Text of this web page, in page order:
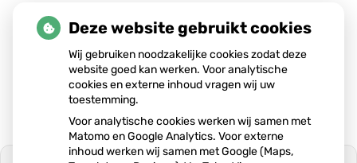
Lees verder
weekend meer mensen met heup- en
Deze website gebruikt cookies
Wij gebruiken noodzakelijke cookies zodat deze
website goed kan werken. Voor analytische
cookies en externe inhoud vragen wij uw
toestemming.
Voor analytische cookies werken wij samen met
Matomo en Google Analytics. Voor externe
inhoud werken wij samen met Google (Maps,